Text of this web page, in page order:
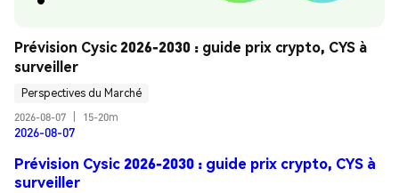
Prévision Cysic 2026-2030 : guide prix crypto, CYS à
surveiller
Perspectives du Marché
2026-08-07
15-20m
2026-08-07
Prévision Cysic 2026-2030 : guide prix crypto, CYS à
surveiller